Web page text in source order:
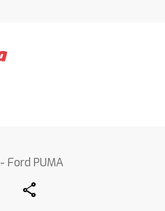
- Ford PUMA
Share